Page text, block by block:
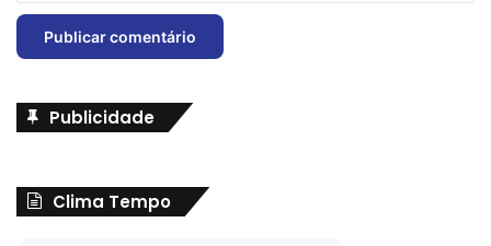
Publicidade
Clima Tempo